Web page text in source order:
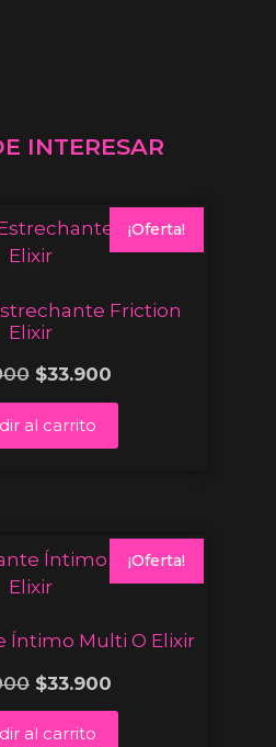
INTERESAR
¡Oferta!
Friction
Elixir
$33.900
al carrito
¡Oferta!
Íntimo Multi O Elixir
$33.900
al carrito